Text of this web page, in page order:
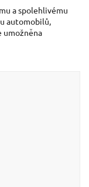
a spolehlivému
automobilů,
umožněna